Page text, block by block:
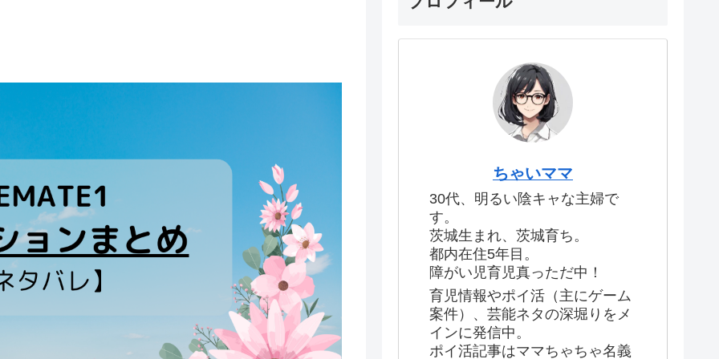
ちゃいママ
30代、明るい陰キャな主婦で
す。
茨城生まれ、茨城育ち。
都内在住5年目。
障がい児育児真っただ中！
育児情報やポイ活（主にゲーム
案件）、芸能ネタの深堀りをメ
インに発信中。
ポイ活記事はママちゃちゃ名義